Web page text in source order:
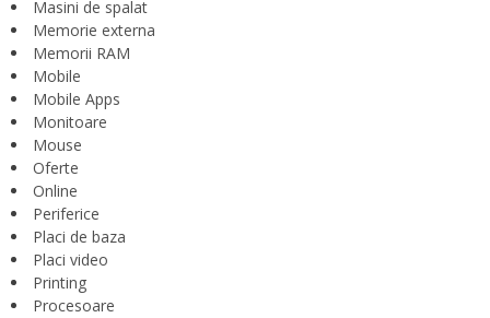
Masini de spalat
Memorie externa
Memorii RAM
Mobile
Mobile Apps
Monitoare
Mouse
Oferte
Online
Periferice
Placi de baza
Placi video
Printing
Procesoare